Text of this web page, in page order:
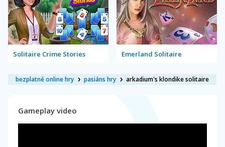
Solitaire Crime Stories Emerland Solitaire
bezplatné online hry pasiáns hry arkadium's klondike solitaire
Gameplay video